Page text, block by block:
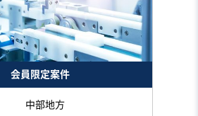
会員限定案件
中部地方